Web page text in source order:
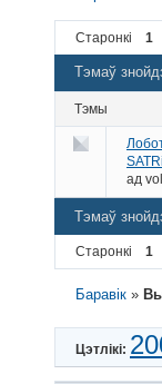
Старонкі 1
Тэмаў
Тэмы
ад
Тэмаў
Старонкі 1
Баравік »
Цэтлікі: